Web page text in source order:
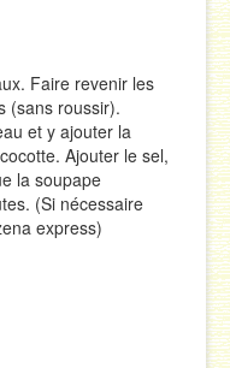
Faire revenir les
(sans roussir).
et y ajouter la
Ajouter le sel,
la soupape
(Si nécessaire
express)